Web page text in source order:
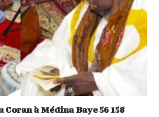
Coran à Médina Baye 56 158